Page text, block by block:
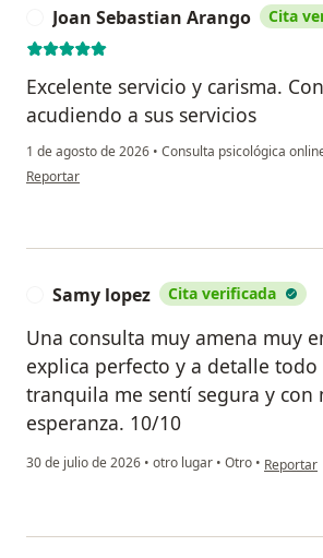
Joan Sebastian Arango Cita
Excelente servicio y carisma.
acudiendo a sus servicios
1 de agosto de 2026 • Consulta psicológica
en opinión del usuario Joan Sebastian Arango
Reportar
Samy lopez Cita verificada
Una consulta muy amena muy
explica perfecto y a detalle
tranquila me sentí segura y con
esperanza. 10/10
30 de julio de 2026 • otro lugar • Otro • en
Reportar